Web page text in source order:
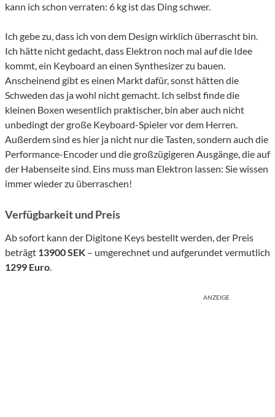
kann ich schon verraten: 6 kg ist das Ding schwer.
Ich gebe zu, dass ich von dem Design wirklich überrascht bin.
Ich hätte nicht gedacht, dass Elektron noch mal auf die Idee
kommt, ein Keyboard an einen Synthesizer zu bauen.
Anscheinend gibt es einen Markt dafür, sonst hätten die
Schweden das ja wohl nicht gemacht. Ich selbst finde die
kleinen Boxen wesentlich praktischer, bin aber auch nicht
unbedingt der große Keyboard-Spieler vor dem Herren.
Außerdem sind es hier ja nicht nur die Tasten, sondern auch die
Performance-Encoder und die großzügigeren Ausgänge, die auf
der Habenseite sind. Eins muss man Elektron lassen: Sie wissen
immer wieder zu überraschen!
Verfügbarkeit und Preis
Ab sofort kann der Digitone Keys bestellt werden, der Preis
beträgt 13900 SEK – umgerechnet und aufgerundet vermutlich
1299 Euro.
ANZEIGE